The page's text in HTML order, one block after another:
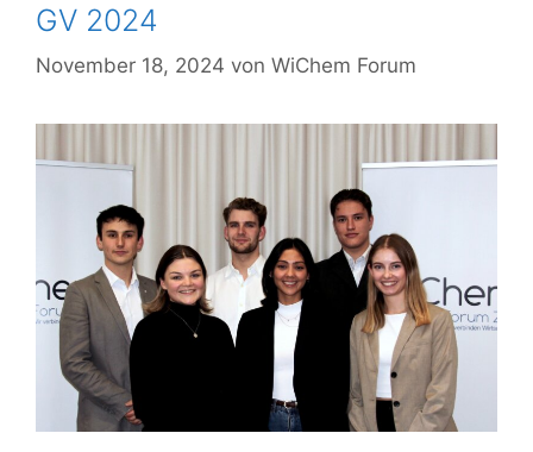
GV 2024
November 18, 2024 von WiChem Forum